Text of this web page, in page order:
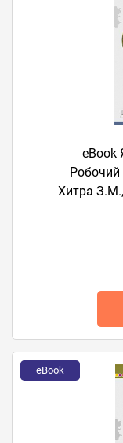
eBook
Робочий
Хитра
eBook